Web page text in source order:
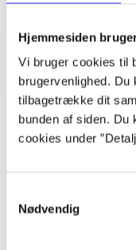
Hjemmesiden
Vi bruger cookies til
brugervenlighed.
tilbagetrække dit
bunden af siden.
cookies under
Nødvendig
Bind 1 -
Rationalitet og
Bent Flyvbjerg